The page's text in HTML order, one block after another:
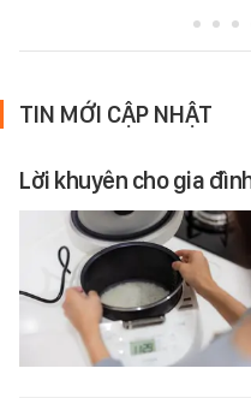
TIN MỚI CẬP NHẬT
Lời khuyên cho gia